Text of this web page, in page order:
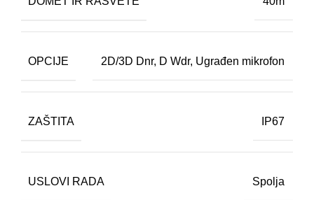
OPCIJE 2D/3D Dnr, D Wdr, Ugrađen mikrofon
ZAŠTITA IP67
USLOVI RADA Spolja